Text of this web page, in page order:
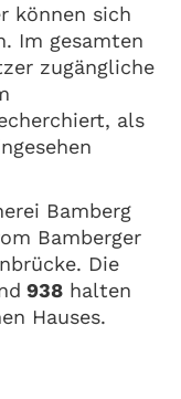
können sich
Im gesamten
zugängliche
als
Bamberg
Bamberger
Die
938 halten
Hauses.